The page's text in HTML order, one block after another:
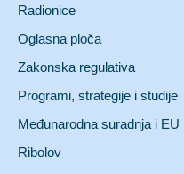
Radionice
Oglasna ploča
Zakonska regulativa
Programi, strategije i studije
Međunarodna suradnja i EU
Ribolov